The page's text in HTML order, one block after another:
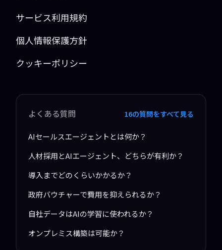
サービス利用規約
個人情報保護方針
クッキーポリシー
よくある質問 16の質問をすべて見る
AIセールスエージェントとは何か？
人材採用とAIエージェント、どちらが有利か？
導入までどのくらいかかるか？
政府バウチャーで費用を抑えられるか？
自社データはAIの学習に使われるか？
オンプレミス構築は可能か？